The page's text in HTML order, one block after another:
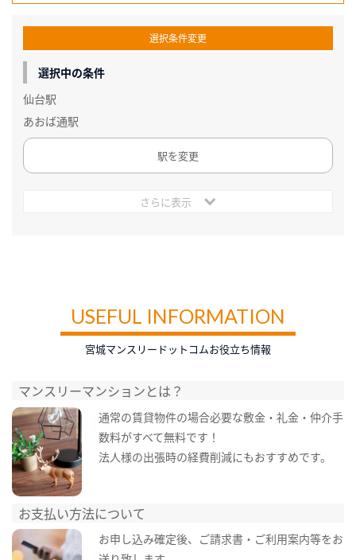
選択条件変更
選択中の条件
仙台駅
あおば通駅
駅を変更
さらに表示
USEFUL INFORMATION
宮城マンスリードットコムお役立ち情報
マンスリーマンションとは？
通常の賃貸物件の場合必要な敷金・礼金・仲介手
数料がすべて無料です！
法人様の出張時の経費削減にもおすすめです。
お支払い方法について
お申し込み確定後、ご請求書・ご利用案内等をお